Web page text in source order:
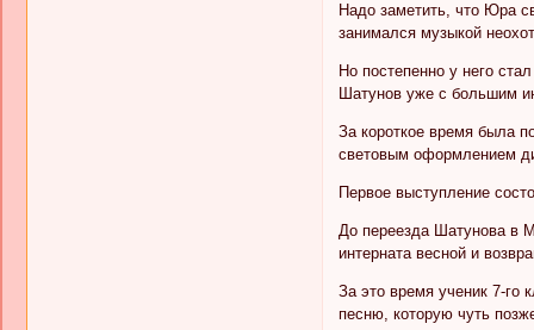
Надо заметить, что Юра
занимался музыкой
Но постепенно у него
Шатунов уже с большим
За короткое время была
световым оформлением
Первое выступление
До переезда Шатунова в
интерната весной и
За это время ученик 7-го
песню, которую чуть